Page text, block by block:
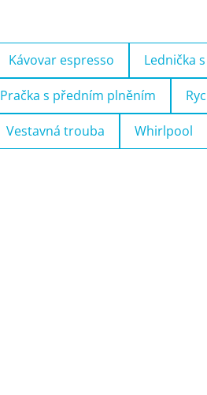
Kávovar espresso Lednička
Pračka s předním plněním
Vestavná trouba Whirlpool